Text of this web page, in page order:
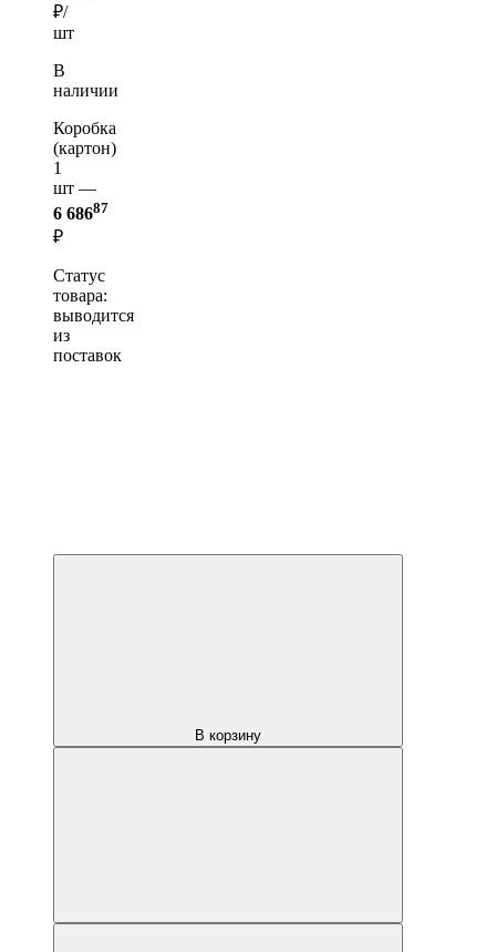
₽/
шт
В
наличии
Коробка
(картон)
1
шт —
6 68687
₽
Статус
товара:
выводится
из
поставок
В корзину